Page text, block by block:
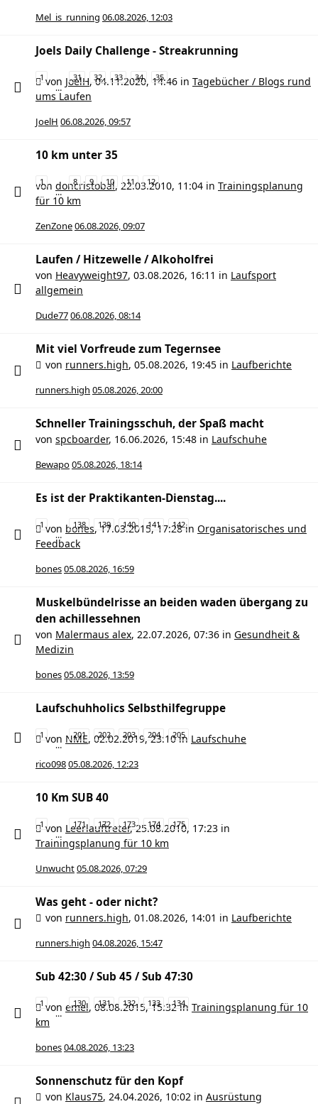
Mel_is_running 06.08.2026, 12:03
Joels Daily Challenge - Streakrunning
1
…
31 32 33 34 35
von JoelH,04.11.2020, 14:46 in Tagebücher / Blogs rund
ums Laufen
JoelH 06.08.2026, 09:57
10 km unter 35
1
…
8 9 10 11 12
von doncristobal, 22.03.2010, 11:04 in Trainingsplanung
für 10 km
ZenZone06.08.2026, 09:07
Laufen / Hitzewelle / Alkoholfrei
von Heavyweight97, 03.08.2026, 16:11 in Laufsport
allgemein
Dude7706.08.2026, 08:14
Mit viel Vorfreude zum Tegernsee
von runners.high, 05.08.2026, 19:45 in Laufberichte
runners.high 05.08.2026, 20:00
Schneller Trainingsschuh, der Spaß macht
von spcboarder, 16.06.2026, 15:48 in Laufschuhe
Bewapo05.08.2026, 18:14
Es ist der Praktikanten-Dienstag....
1
…
138 139 140 141 142
von bones,17.03.2015, 17:28in Organisatorisches und
Feedback
bones05.08.2026, 16:59
Muskelbündelrisse an beiden waden übergang zu
den achillessehnen
von Malermaus alex, 22.07.2026, 07:36 in Gesundheit &
Medizin
bones05.08.2026, 13:59
Laufschuhholics Selbsthilfegruppe
1
…
201 202 203 204 205
von NME, 02.02.2019, 23:10in Laufschuhe
rico09805.08.2026, 12:23
10 Km SUB 40
1
…
171 172 173 174 175
von Leerlauftreter,25.08.2010, 17:23 in
Trainingsplanung für 10 km
Unwucht05.08.2026, 07:29
Was geht - oder nicht?
von runners.high, 01.08.2026, 14:01 in Laufberichte
runners.high 04.08.2026, 15:47
Sub 42:30 / Sub 45 / Sub 47:30
1
…
130 131 132 133 134
von emel, 08.08.2015, 15:32in Trainingsplanung für 10
km
bones04.08.2026, 13:23
Sonnenschutz für den Kopf
von Klaus75, 24.04.2026, 10:02 in Ausrüstung